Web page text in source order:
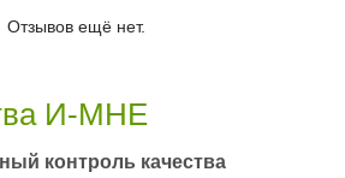
Отзывов ещё нет.
И-МНЕ
контроль качества